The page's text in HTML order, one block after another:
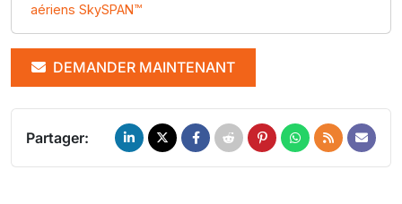
aériens SkySPAN™
DEMANDER MAINTENANT
Partager: